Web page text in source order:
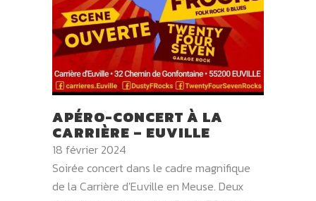
APÉRO-CONCERT À LA
CARRIÈRE – EUVILLE
18 février 2024
Soirée concert dans le cadre magnifique
de la Carrière d'Euville en Meuse. Deux